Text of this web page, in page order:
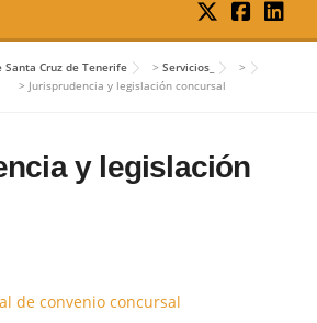
Santa Cruz de Tenerife > Servicios_
>
> Jurisprudencia y legislación concursal
y legislación
de convenio concursal